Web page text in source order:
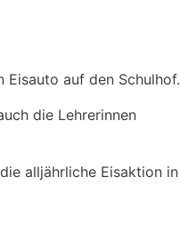
Eisauto auf den Schulhof.
die Lehrerinnen
alljährliche Eisaktion in